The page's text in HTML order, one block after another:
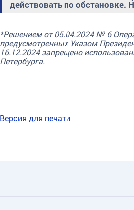
действовать по обстановке.
*Решением от 05.04.2024 № 6
предусмотренных Указом
16.12.2024 запрещено
Петербурга.
Версия для печати